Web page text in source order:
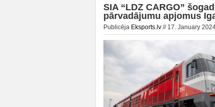
SIA “LDZ CARGO”
pārvadājumu apjomus
Publicēja Eksports.lv // 17. January